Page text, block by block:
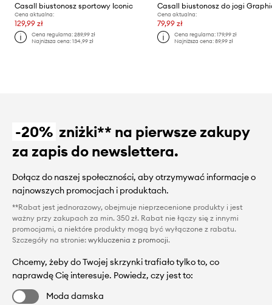
Casall biustonosz sportowy Iconic
Cena aktualna:
129,99 zł
Cena regularna:289,99 zł
Najniższa cena:134,99 zł
Casall biustonosz do jogi
Cena aktualna:
79,99 zł
Cena regularna: 179,99 zł
Najniższa cena: 89,99 zł
-20% zniżki** na pierwsze zakupy
za zapis do newslettera.
Dołącz do naszej społeczności, aby otrzymywać informacje o
najnowszych promocjach i produktach.
**Rabat jest jednorazowy, obejmuje nieprzecenione produkty i jest
ważny przy zakupach za min. 350 zł. Rabat nie łączy się z innymi
promocjami, a niektóre produkty mogą być wyłączone z rabatu.
Szczegóły na stronie: wykluczenia z promocji.
Chcemy, żeby do Twojej skrzynki trafiało tylko to, co
naprawdę Cię interesuje. Powiedz, czy jest to:
Moda damska